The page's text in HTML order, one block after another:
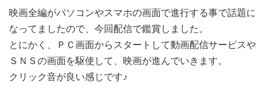
映画全編がパソコンやスマホの画面で進行する事で話題に
なってましたので、今回配信で鑑賞しました。
とにかく、ＰＣ画面からスタートして動画配信サービスや
ＳＮＳの画面を駆使して、映画が進んでいきます。
クリック音が良い感じです♪